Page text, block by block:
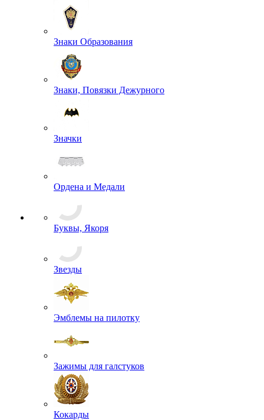
Знаки Образования
Знаки, Повязки Дежурного
Значки
Ордена и Медали
Буквы, Якоря
Звезды
Эмблемы на пилотку
Зажимы для галстуков
Кокарды